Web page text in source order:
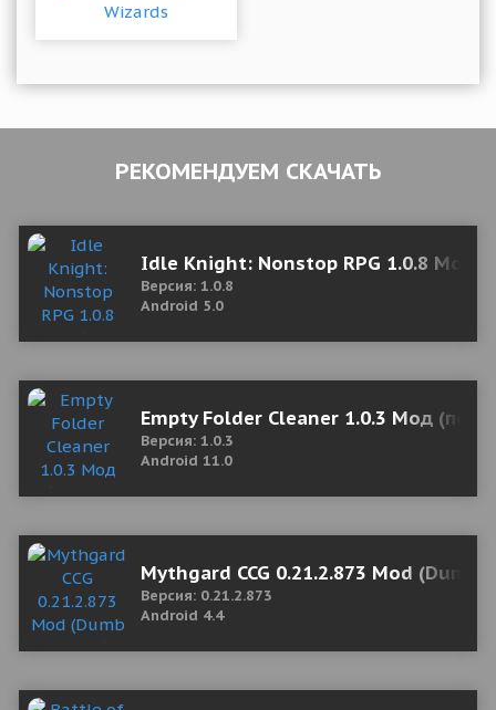
РЕКОМЕНДУЕМ СКАЧАТЬ
Idle Knight: Nonstop RPG 1.0.8 Mod
Версия: 1.0.8
Android 5.0
Empty Folder Cleaner 1.0.3 Мод
Версия: 1.0.3
Android 11.0
Mythgard CCG 0.21.2.873 Mod (Dumb
Версия: 0.21.2.873
Android 4.4